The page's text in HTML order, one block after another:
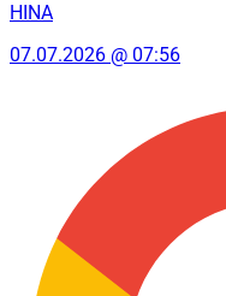
HINA
07.07.2026 @ 07:56